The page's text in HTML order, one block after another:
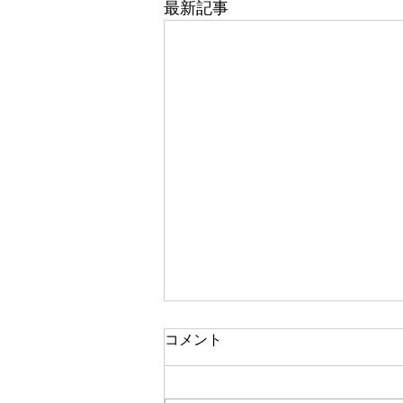
最新記事
支援プログラム
ひととき引野・ひととき春日・ひ
コメント